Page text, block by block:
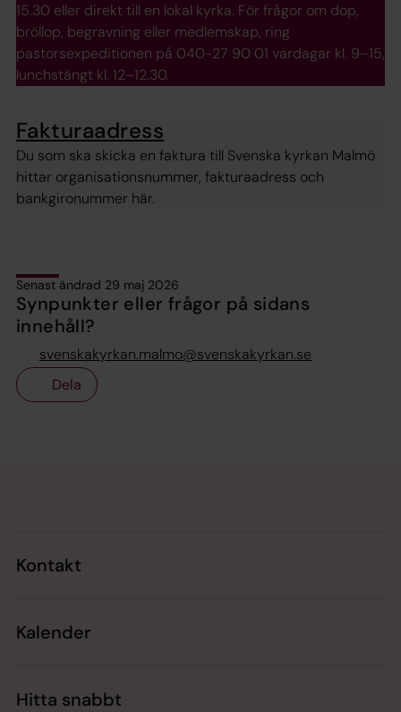
15.30 eller direkt till en lokal kyrka. För frågor om dop,
bröllop, begravning eller medlemskap, ring
pastorsexpeditionen på 040-27 90 01 vardagar kl. 9–15,
lunchstängt kl. 12–12.30.
Fakturaadress
Du som ska skicka en faktura till Svenska kyrkan Malmö
hittar organisationsnummer, fakturaadress och
bankgironummer här.
Senast ändrad 29 maj 2026
Synpunkter eller frågor på sidans
innehåll?
svenskakyrkan.malmo@svenskakyrkan.se
Dela
Kontakt
Kalender
Hitta snabbt